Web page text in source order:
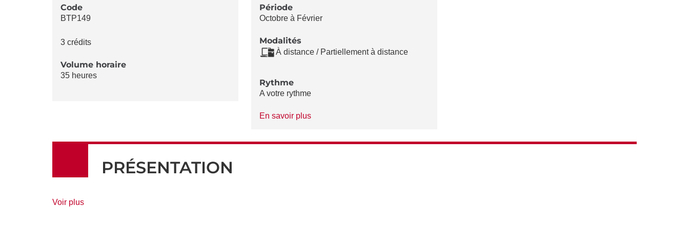
LA
Code
BTP149
3 crédits
Volume horaire
35 heures
Période
Octobre à Février
Modalités
À distance / Partiellement à distance
Rythme
A votre rythme
En savoir plusà
Rythme
PRÉSENTATION
Voir plusde